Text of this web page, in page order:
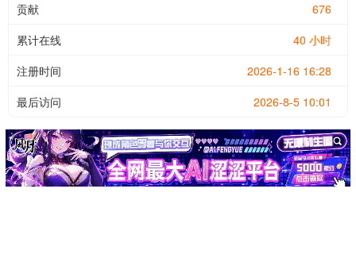
676
贡献
40 小时
累计在线
2026-1-16 16:28
注册时间
2026-8-5 10:01
最后访问